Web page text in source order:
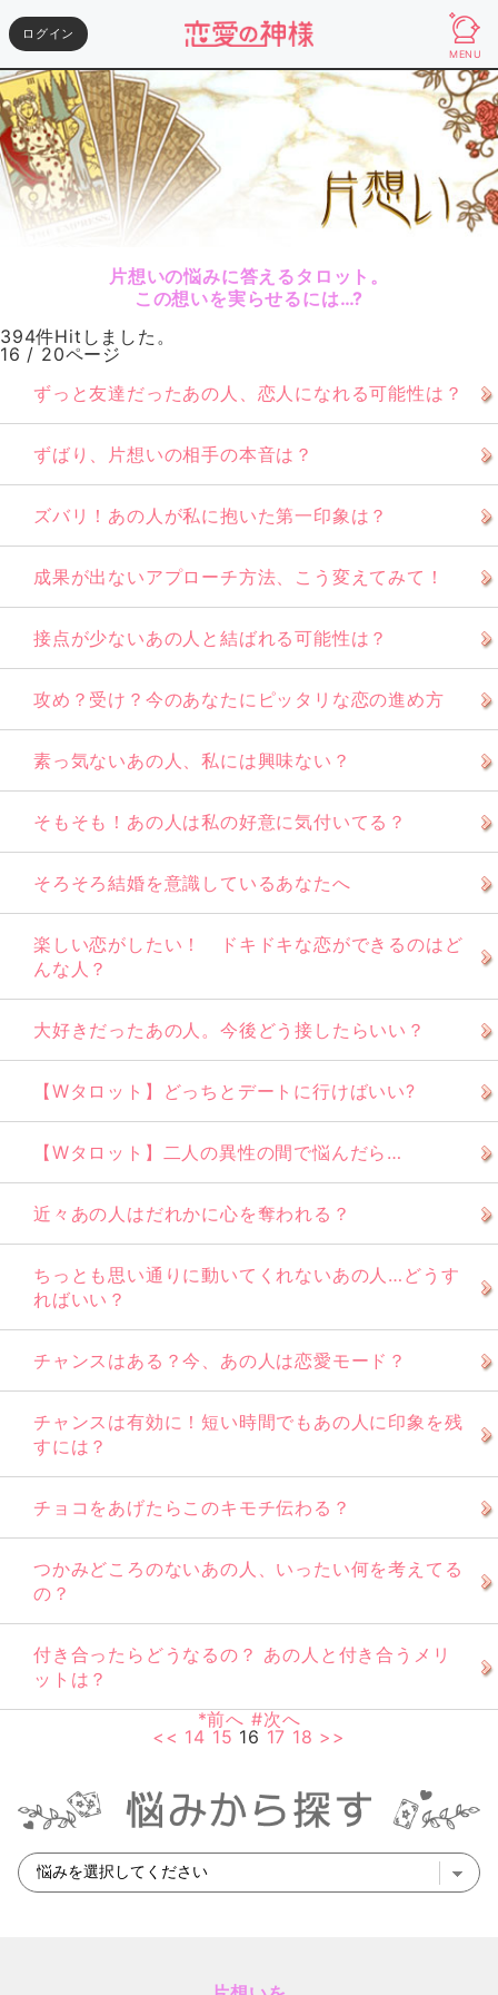
ログイン
MENU
片想いの悩みに答えるタロット。
この想いを実らせるには…?
394件Hitしました。
16 / 20ページ
ずっと友達だったあの人、恋人になれる可能性は？
ずばり、片想いの相手の本音は？
ズバリ！あの人が私に抱いた第一印象は？
成果が出ないアプローチ方法、こう変えてみて！
接点が少ないあの人と結ばれる可能性は？
攻め？受け？今のあなたにピッタリな恋の進め方
素っ気ないあの人、私には興味ない？
そもそも！あの人は私の好意に気付いてる？
そろそろ結婚を意識しているあなたへ
楽しい恋がしたい！ ドキドキな恋ができるのはど
んな人？
大好きだったあの人。今後どう接したらいい？
【Wタロット】どっちとデートに行けばいい?
【Wタロット】二人の異性の間で悩んだら…
近々あの人はだれかに心を奪われる？
ちっとも思い通りに動いてくれないあの人…どうす
ればいい？
チャンスはある？今、あの人は恋愛モード？
チャンスは有効に！短い時間でもあの人に印象を残
すには？
チョコをあげたらこのキモチ伝わる？
つかみどころのないあの人、いったい何を考えてる
の？
付き合ったらどうなるの？ あの人と付き合うメリ
ットは？
*前へ #次へ
<< 14 15 16 17 18 >>